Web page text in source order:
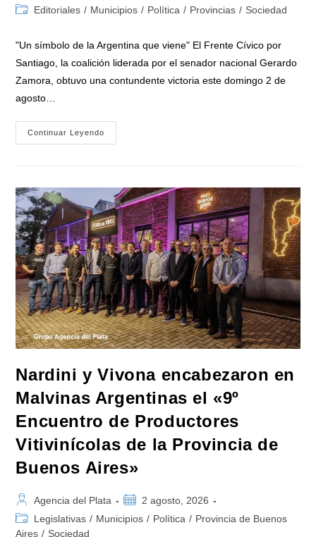
de
de
Categoría
Editoriales / Municipios / Política / Provincias / Sociedad
"Un símbolo de la Argentina que viene" El Frente Cívico por
Santiago, la coalición liderada por el senador nacional Gerardo
Zamora, obtuvo una contundente victoria este domingo 2 de
agosto…
Continuar Leyendo
Electoral
Del
Estero:
«Con
El
66%
De
Los
Votos,
El
Frente
Cívico
De
Zamora
Ganó
En
Todos
Los
Nardini y Vivona encabezaron en
Malvinas Argentinas el «9º
Encuentro de Productores
Vitivinícolas de la Provincia de
Buenos Aires»
Autor
de
la
Agencia del Plata
Publicación
de
2 agosto, 2026
Categoría
de
Legislativas / Municipios / Política / Provincia de Buenos
Aires / Sociedad